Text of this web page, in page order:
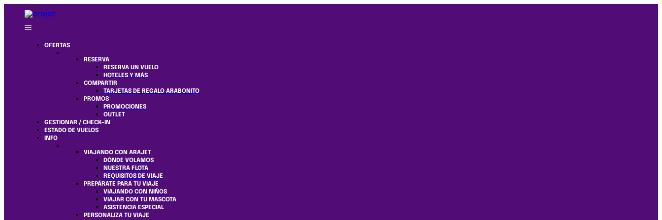
OFERTAS
RESERVA
RESERVA UN VUELO
HOTELES Y MÁS
COMPARTIR
TARJETAS DE REGALO ARABONITO
PROMOS
PROMOCIONES
OUTLET
GESTIONAR / CHECK-IN
ESTADO DE VUELOS
INFO
VIAJANDO CON ARAJET
DÓNDE VOLAMOS
NUESTRA FLOTA
REQUISITOS DE VIAJE
PREPÁRATE PARA TU VIAJE
VIAJANDO CON NIÑOS
VIAJAR CON TU MASCOTA
ASISTENCIA ESPECIAL
PERSONALIZA TU VIAJE